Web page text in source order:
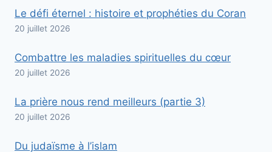
Le défi éternel : histoire et prophéties du Coran
20 juillet 2026
Combattre les maladies spirituelles du cœur
20 juillet 2026
La prière nous rend meilleurs (partie 3)
20 juillet 2026
Du judaïsme à l’islam